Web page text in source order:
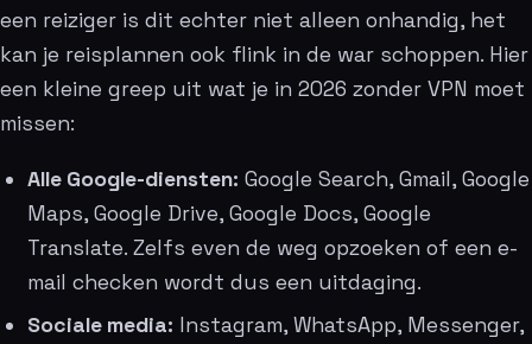
een reiziger is dit echter niet alleen onhandig, het
kan je reisplannen ook flink in de war schoppen. Hier
een kleine greep uit wat je in 2026 zonder VPN moet
missen:
Alle Google-diensten: Google Search, Gmail, Google
Maps, Google Drive, Google Docs, Google
Translate. Zelfs even de weg opzoeken of een e-
mail checken wordt dus een uitdaging.
Sociale media: Instagram, WhatsApp, Messenger,